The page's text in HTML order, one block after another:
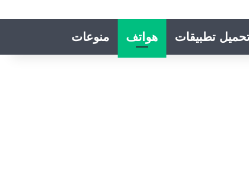
تطبيقات هواتف منوعات